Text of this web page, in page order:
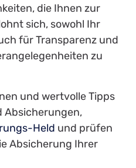
die Ihnen zur
sich, sowohl Ihr
für Transparenz und
zu
und wertvolle Tipps
Absicherungen,
Held und prüfen
Absicherung Ihrer